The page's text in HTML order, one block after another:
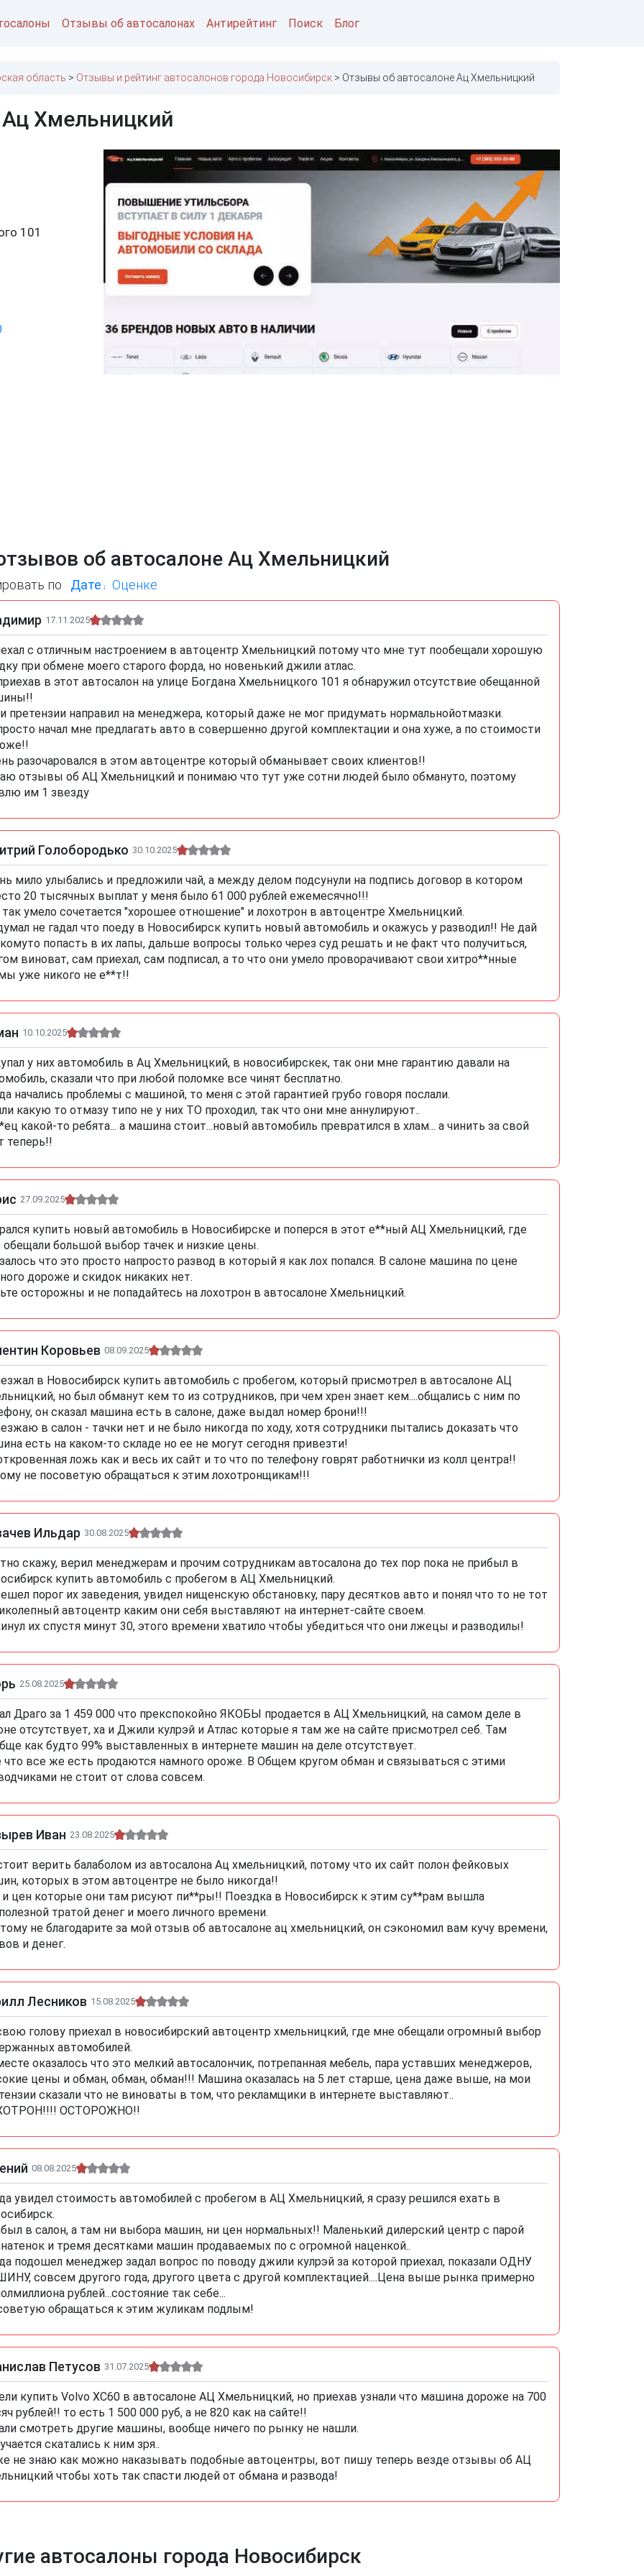
Отзывы об автосалонах Антирейтинг Поиск Блог
область Отзывы и рейтинг автосалонов города Новосибирск Отзывы об автосалоне Ац Хмельницкий
Хмельницкий
101
об автосалоне Ац Хмельницкий
по Дате Оценке
17.11.2025
с отличным настроением в автоцентр Хмельницкий потому что мне тут пообещали хорошую
при обмене моего старого форда, но новенький джили атлас.
в этот автосалон на улице Богдана Хмельницкого 101 я обнаружил отсутствие обещанной
претензии направил на менеджера, который даже не мог придумать нормальнойотмазки.
начал мне предлагать авто в совершенно другой комплектации и она хуже, а по стоимости
разочаровался в этом автоцентре который обманывает своих клиентов!!
отзывы об АЦ Хмельницкий и понимаю что тут уже сотни людей было обмануто, поэтому
им 1 звезду
Голобородько 30.10.2025
мило улыбались и предложили чай, а между делом подсунули на подпись договор в котором
20 тысячных выплат у меня было 61 000 рублей ежемесячно!!!
так умело сочетается "хорошее отношение" и лохотрон в автоцентре Хмельницкий.
не гадал что поеду в Новосибирск купить новый автомобиль и окажусь у разводил!! Не дай
попасть в их лапы, дальше вопросы только через суд решать и не факт что получиться,
виноват, сам приехал, сам подписал, а то что они умело проворачивают свои хитро**нные
уже никого не е**т!!
10.10.2025
у них автомобиль в Ац Хмельницкий, в новосибирскек, так они мне гарантию давали на
сказали что при любой поломке все чинят бесплатно.
начались проблемы с машиной, то меня с этой гарантией грубо говоря послали.
какую то отмазу типо не у них ТО проходил, так что они мне аннулируют..
какой-то ребята... а машина стоит...новый автомобиль превратился в хлам... а чинить за свой
теперь!!
27.09.2025
купить новый автомобиль в Новосибирске и поперся в этот е**ный АЦ Хмельницкий, где
обещали большой выбор тачек и низкие цены.
что это просто напросто развод в который я как лох попался. В салоне машина по цене
дороже и скидок никаких нет.
осторожны и не попадайтесь на лохотрон в автосалоне Хмельницкий.
Коровьев 08.09.2025
в Новосибирск купить автомобиль с пробегом, который присмотрел в автосалоне АЦ
но был обманут кем то из сотрудников, при чем хрен знает кем....общались с ним по
он сказал машина есть в салоне, даже выдал номер брони!!!
в салон - тачки нет и не было никогда по ходу, хотя сотрудники пытались доказать что
есть на каком-то складе но ее не могут сегодня привезти!
ложь как и весь их сайт и то что по телефону говрят работнички из колл центра!!
не посоветую обращаться к этим лохотронщикам!!!
Ильдар 30.08.2025
скажу, верил менеджерам и прочим сотрудникам автосалона до тех пор пока не прибыл в
купить автомобиль с пробегом в АЦ Хмельницкий.
порог их заведения, увидел нищенскую обстановку, пару десятков авто и понял что то не тот
автоцентр каким они себя выставляют на интернет-сайте своем.
их спустя минут 30, этого времени хватило чтобы убедиться что они лжецы и разводилы!
25.08.2025
Драго за 1 459 000 что прекспокойно ЯКОБЫ продается в АЦ Хмельницкий, на самом деле в
отсутствует, ха и Джили кулрэй и Атлас которые я там же на сайте присмотрел себ. Там
как будто 99% выставленных в интернете машин на деле отсутствует.
что все же есть продаются намного ороже. В Общем кругом обман и связываться с этими
не стоит от слова совсем.
Иван 23.08.2025
верить балаболом из автосалона Ац хмельницкий, потому что их сайт полон фейковых
которых в этом автоцентре не было никогда!!
и цен которые они там рисуют пи**ры!! Поездка в Новосибирск к этим су**рам вышла
тратой денег и моего личного времени.
не благодарите за мой отзыв об автосалоне ац хмельницкий, он сэкономил вам кучу времени,
и денег.
Лесников 15.08.2025
голову приехал в новосибирский автоцентр хмельницкий, где мне обещали огромный выбор
автомобилей.
оказалось что это мелкий автосалончик, потрепанная мебель, пара уставших менеджеров,
цены и обман, обман, обман!!! Машина оказалась на 5 лет старше, цена даже выше, на мои
сказали что не виноваты в том, что рекламщики в интернете выставляют..
ОСТОРОЖНО!!
08.08.2025
увидел стоимость автомобилей с пробегом в АЦ Хмельницкий, я сразу решился ехать в
в салон, а там ни выбора машин, ни цен нормальных!! Маленький дилерский центр с парой
и тремя десятками машин продаваемых по с огромной наценкой..
подошел менеджер задал вопрос по поводу джили кулрэй за которой приехал, показали ОДНУ
совсем другого года, другого цвета с другой комплектацией....Цена выше рынка примерно
рублей...состояние так себе...
обращаться к этим жуликам подлым!
Петусов 31.07.2025
купить Volvo XC60 в автосалоне АЦ Хмельницкий, но приехав узнали что машина дороже на 700
рублей!! то есть 1 500 000 руб, а не 820 как на сайте!!
смотреть другие машины, вообще ничего по рынку не нашли.
скатались к ним зря..
не знаю как можно наказывать подобные автоцентры, вот пишу теперь везде отзывы об АЦ
чтобы хоть так спасти людей от обмана и развода!
автосалоны города Новосибирск